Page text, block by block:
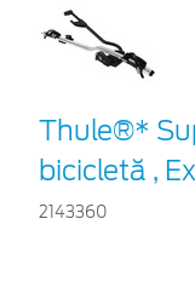
Thule®*
bicicletă ,
2143360